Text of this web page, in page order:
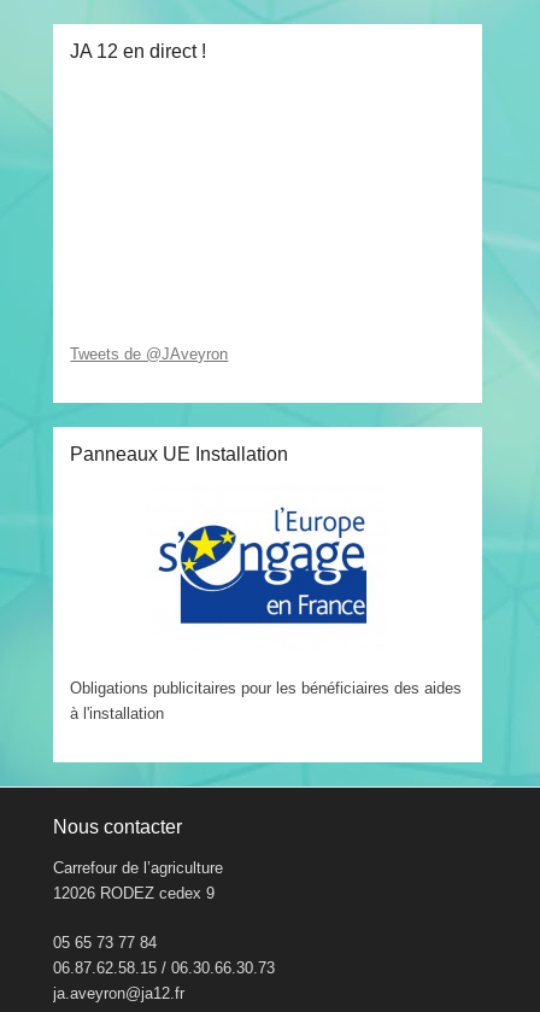
JA 12 en direct !
Tweets de @JAveyron
Panneaux UE Installation
Obligations publicitaires pour les bénéficiaires des aides
à l'installation
Nous contacter
Carrefour de l’agriculture
12026 RODEZ cedex 9
05 65 73 77 84
06.87.62.58.15 / 06.30.66.30.73
ja.aveyron@ja12.fr